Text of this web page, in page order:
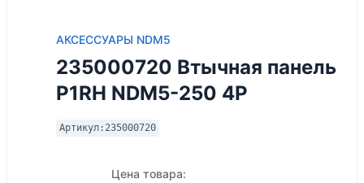
АКСЕССУАРЫ NDM5
235000720 Втычная панель
P1RH NDM5-250 4Р
Артикул: 235000720
Цена товара: